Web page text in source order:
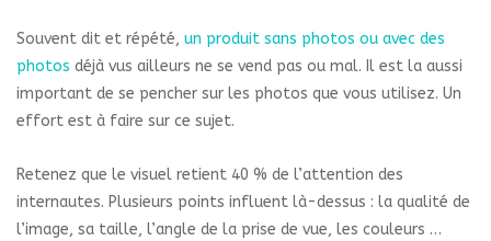
Souvent dit et répété, un produit sans photos ou avec des
photos déjà vus ailleurs ne se vend pas ou mal. Il est la aussi
important de se pencher sur les photos que vous utilisez. Un
effort est à faire sur ce sujet.
Retenez que le visuel retient 40 % de l’attention des
internautes. Plusieurs points influent là-dessus : la qualité de
l’image, sa taille, l’angle de la prise de vue, les couleurs …